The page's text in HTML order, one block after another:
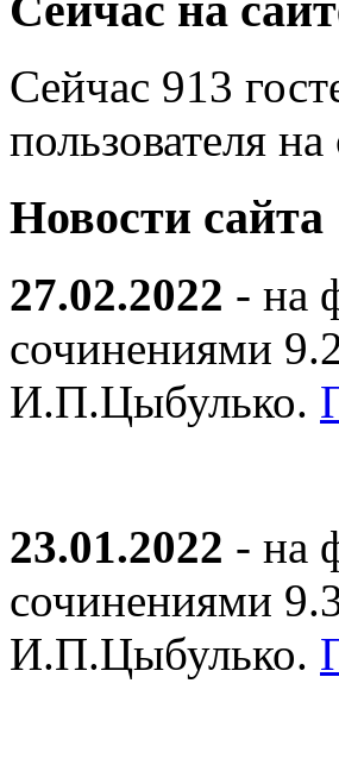
Сейчас 913
пользователя на
Новости сайта
27.02.2022 - на
сочинениями
И.П.Цыбулько.
23.01.2022 - на
сочинениями
И.П.Цыбулько.